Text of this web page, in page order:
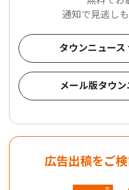
通知で見逃し
タウンニュー
メール版タウ
広告出稿をご